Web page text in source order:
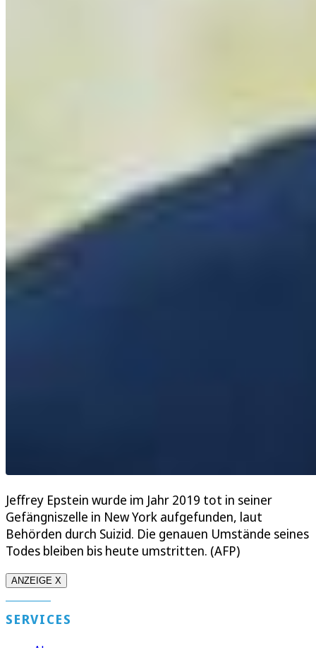
Jeffrey Epstein wurde im Jahr 2019 tot in seiner
Gefängniszelle in New York aufgefunden, laut
Behörden durch Suizid. Die genauen Umstände seines
Todes bleiben bis heute umstritten. (AFP)
ANZEIGE X
SERVICES